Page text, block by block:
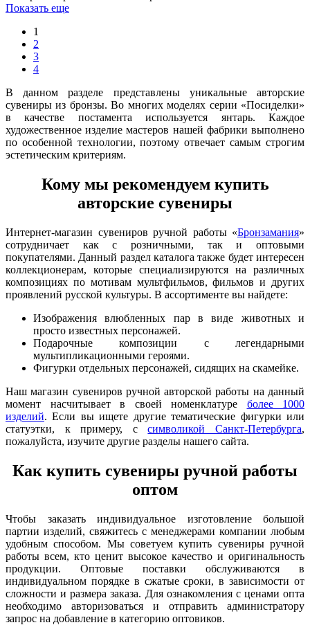
Показать еще
1
2
3
4
В данном разделе представлены уникальные авторские
сувениры из бронзы. Во многих моделях серии «Посиделки»
в качестве постамента используется янтарь. Каждое
художественное изделие мастеров нашей фабрики выполнено
по особенной технологии, поэтому отвечает самым строгим
эстетическим критериям.
Кому мы рекомендуем купить
авторские сувениры
Интернет-магазин сувениров ручной работы «Бронзамания»
сотрудничает как с розничными, так и оптовыми
покупателями. Данный раздел каталога также будет интересен
коллекционерам, которые специализируются на различных
композициях по мотивам мультфильмов, фильмов и других
проявлений русской культуры. В ассортименте вы найдете:
Изображения влюбленных пар в виде животных и
просто известных персонажей.
Подарочные композиции с легендарными
мультипликационными героями.
Фигурки отдельных персонажей, сидящих на скамейке.
Наш магазин сувениров ручной авторской работы на данный
момент насчитывает в своей номенклатуре более 1000
изделий. Если вы ищете другие тематические фигурки или
статуэтки, к примеру, ссимволикой Санкт-Петербурга,
пожалуйста, изучите другие разделы нашего сайта.
Как купить сувениры ручной работы
оптом
Чтобы заказать индивидуальное изготовление большой
партии изделий, свяжитесь с менеджерами компании любым
удобным способом. Мы советуем купить сувениры ручной
работы всем, кто ценит высокое качество и оригинальность
продукции. Оптовые поставки обслуживаются в
индивидуальном порядке в сжатые сроки, в зависимости от
сложности и размера заказа. Для ознакомления с ценами опта
необходимо авторизоваться и отправить администратору
запрос на добавление в категорию оптовиков.